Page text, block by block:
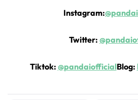
Instagram:
Twitter:
Tiktok: @pandaiofficialBlog: